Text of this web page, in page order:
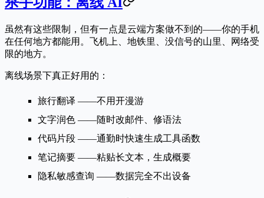
虽然有这些限制，但有一点是云端方案做不到的——你的手机
在任何地方都能用 。飞机上、地铁里、没信号的山里、网络受
限的地方。
离线场景下真正好用的：
旅行翻译 ——不用开漫游
文字润色 ——随时改邮件、修语法
代码片段 ——通勤时快速生成工具函数
笔记摘要 ——粘贴长文本，生成概要
隐私敏感查询 ——数据完全不出设备